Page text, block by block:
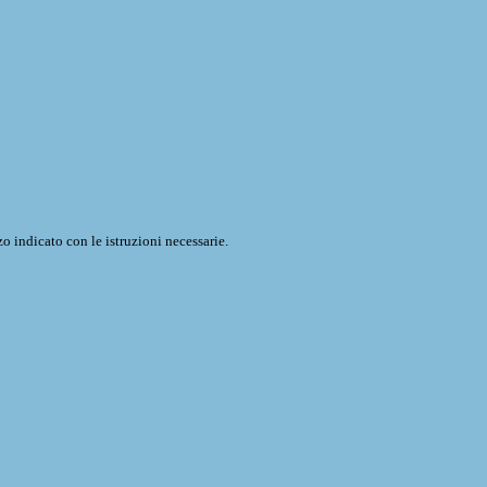
indicato con le istruzioni necessarie.